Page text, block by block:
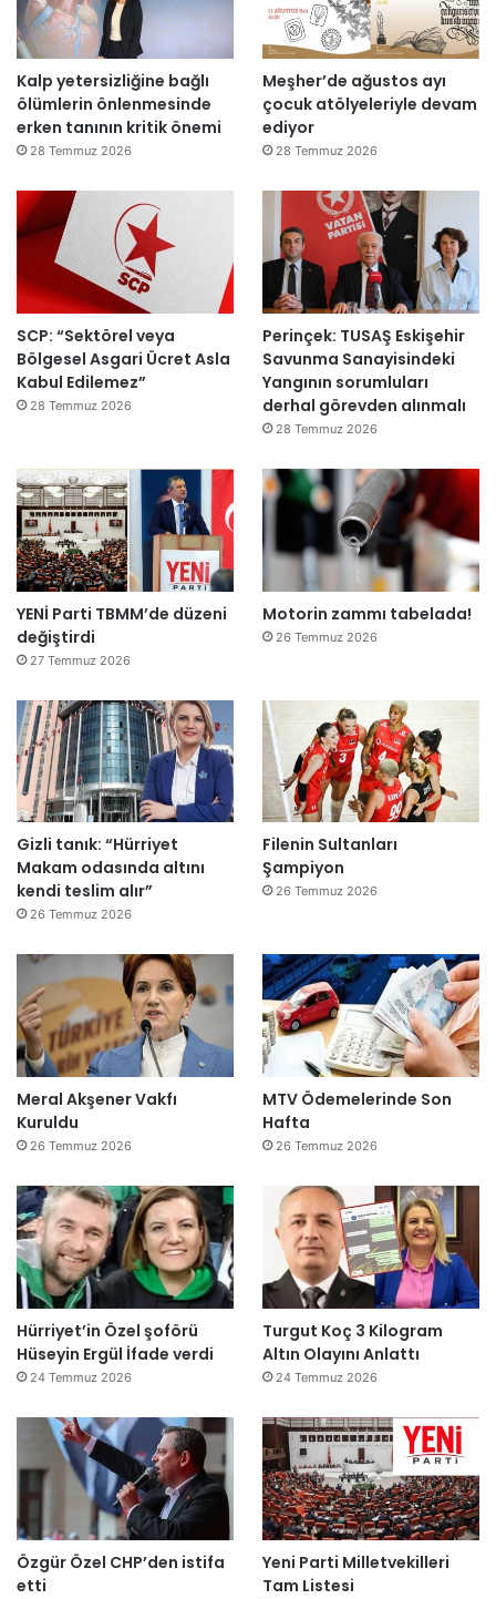
Kalp yetersizliğine bağlı
ölümlerin önlenmesinde
erken tanının kritik önemi
28 Temmuz 2026
Meşher’de ağustos ayı
çocuk atölyeleriyle devam
ediyor
28 Temmuz 2026
SCP: “Sektörel veya
Bölgesel Asgari Ücret Asla
Kabul Edilemez”
28 Temmuz 2026
Perinçek: TUSAŞ Eskişehir
Savunma Sanayisindeki
Yangının sorumluları
derhal görevden alınmalı
28 Temmuz 2026
YENİ Parti TBMM’de düzeni
değiştirdi
27 Temmuz 2026
Motorin zammı tabelada!
26 Temmuz 2026
Gizli tanık: “Hürriyet
Makam odasında altını
kendi teslim alır”
26 Temmuz 2026
Filenin Sultanları
Şampiyon
26 Temmuz 2026
Meral Akşener Vakfı
Kuruldu
26 Temmuz 2026
MTV Ödemelerinde Son
Hafta
26 Temmuz 2026
Hürriyet’in Özel şoförü
Hüseyin Ergül İfade verdi
24 Temmuz 2026
Turgut Koç 3 Kilogram
Altın Olayını Anlattı
24 Temmuz 2026
Özgür Özel CHP’den istifa
etti
Yeni Parti Milletvekilleri
Tam Listesi